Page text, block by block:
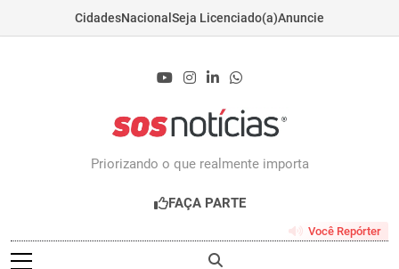
CidadesNacional Seja Licenciado(a)Anuncie
Priorizando o que realmente importa
FAÇA PARTE
Você Repórter